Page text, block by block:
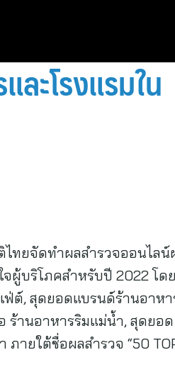
ะโรงแรมใน
ไทยจัดทำผลสำรวจออนไลน์
ผู้บริโภคสำหรับปี 2022 โด
ต์, สุดยอดแบรนด์ร้านอาห
ร้านอาหารริมแม่น้ำ, สุดยอด
ายใต้ชื่อผลสำรวจ “50